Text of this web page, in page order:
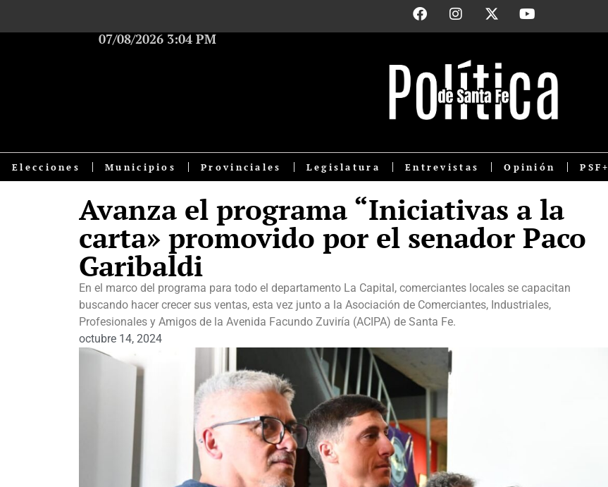
07/08/2026 3:04 PM
Elecciones Municipios Provinciales Legislatura Entrevistas Opinión PSF+
Avanza el programa “Iniciativas a la
carta» promovido por el senador Paco
Garibaldi
En el marco del programa para todo el departamento La Capital, comerciantes locales se capacitan
buscando hacer crecer sus ventas, esta vez junto a la Asociación de Comerciantes, Industriales,
Profesionales y Amigos de la Avenida Facundo Zuviría (ACIPA) de Santa Fe.
octubre 14, 2024